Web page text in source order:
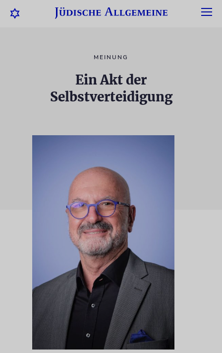
MEINUNG
Ein Akt der
Selbstverteidigung